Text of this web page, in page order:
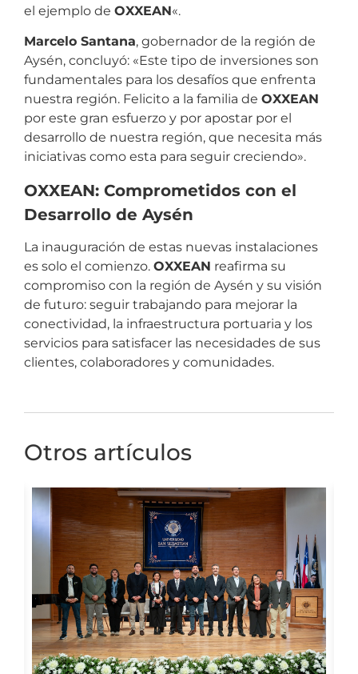
el ejemplo de OXXEAN«.
Marcelo Santana, gobernador de la región de
Aysén, concluyó: «Este tipo de inversiones son
fundamentales para los desafíos que enfrenta
nuestra región. Felicito a la familia de OXXEAN
por este gran esfuerzo y por apostar por el
desarrollo de nuestra región, que necesita más
iniciativas como esta para seguir creciendo».
OXXEAN: Comprometidos con el
Desarrollo de Aysén
La inauguración de estas nuevas instalaciones
es solo el comienzo. OXXEAN reafirma su
compromiso con la región de Aysén y su visión
de futuro: seguir trabajando para mejorar la
conectividad, la infraestructura portuaria y los
servicios para satisfacer las necesidades de sus
clientes, colaboradores y comunidades.
Otros artículos